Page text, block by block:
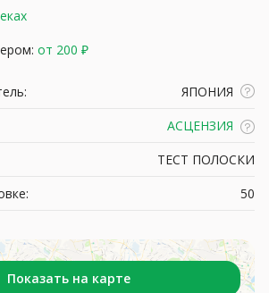
от 200 ₽
ЯПОНИЯ
АСЦЕНЗИЯ
ТЕСТ ПОЛОСКИ
50
Показать на карте